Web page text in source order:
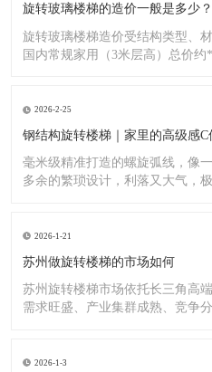
旋转玻璃楼梯的造价一般是多少？
旋转玻璃楼梯造价受结构类型、
国内常规家用（3米层高）总价
2026-2-25
钢结构旋转楼梯｜家里的高级感C
毫米级精准打造的螺旋弧线，像
多余的繁琐设计，利落又大气，
2026-1-21
苏州做旋转楼梯的市场如何
苏州旋转楼梯市场依托长三角高
需求旺盛、产业集群成熟、竞争
2026-1-3